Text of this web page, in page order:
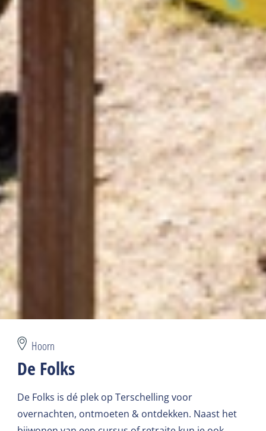
Hoorn
De Folks
De Folks is dé plek op Terschelling voor
overnachten, ontmoeten & ontdekken. Naast het